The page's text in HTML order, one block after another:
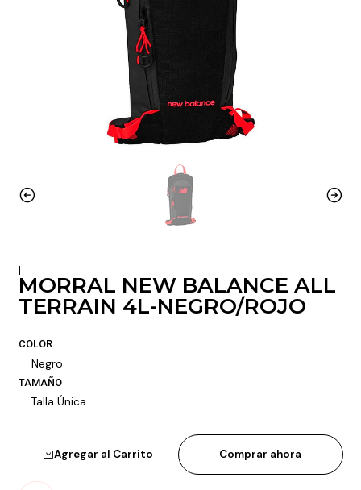
|
MORRAL NEW BALANCE ALL
TERRAIN 4L-NEGRO/ROJO
COLOR
Negro
TAMAÑO
Talla Única
Agregar al Carrito Comprar ahora